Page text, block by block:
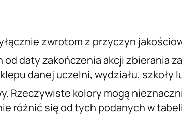
zwrotom z przyczyn
daty zakończenia akcji zbierania
danej uczelni, wydziału, szkoły
Rzeczywiste kolory mogą
różnić się od tych podanych w